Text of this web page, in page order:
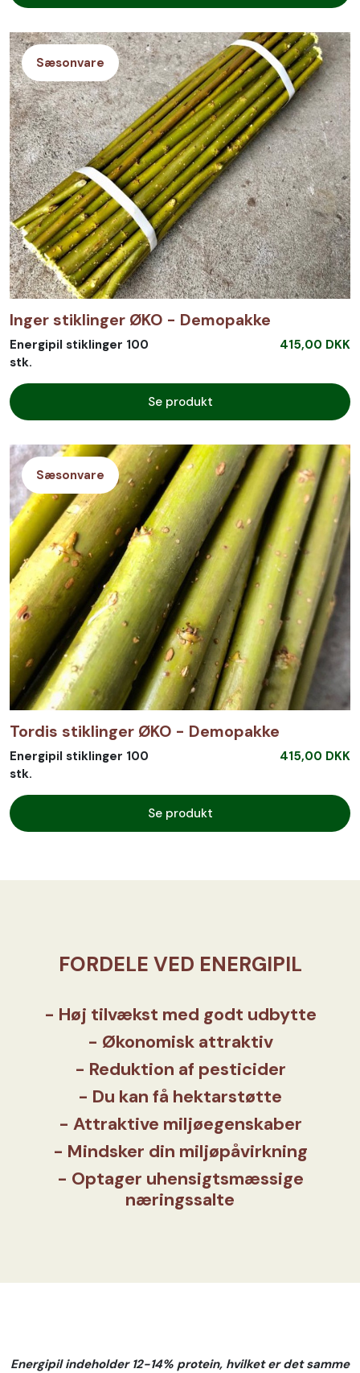
Sæsonvare
Inger stiklinger ØKO - Demopakke
Energipil stiklinger 100
stk.
415,00 DKK
Se produkt
Sæsonvare
Tordis stiklinger ØKO - Demopakke
Energipil stiklinger 100
stk.
415,00 DKK
Se produkt
FORDELE VED ENERGIPIL
- Høj tilvækst med godt udbytte
- Økonomisk attraktiv
- Reduktion af pesticider
- Du kan få hektarstøtte
- Attraktive miljøegenskaber
- Mindsker din miljøpåvirkning
- Optager uhensigtsmæssige
næringssalte
Energipil indeholder 12-14% protein, hvilket er det samme